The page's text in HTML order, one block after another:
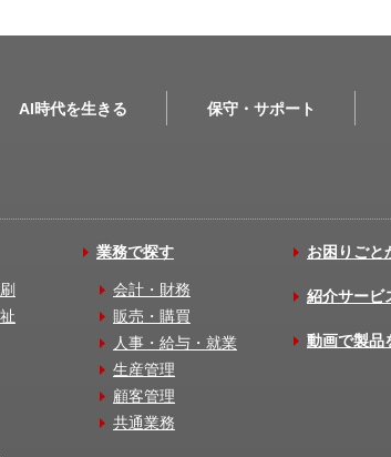
AI時代を生きる 保守・サポート
業務で探す
会計・財務
販売・購買
人事・給与・就業
生産管理
顧客管理
共通業務
お困りごと
紹介サービ
動画で製品